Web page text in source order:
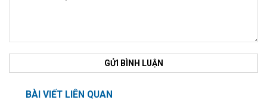
GỬI BÌNH LUẬN
BÀI VIẾT LIÊN QUAN